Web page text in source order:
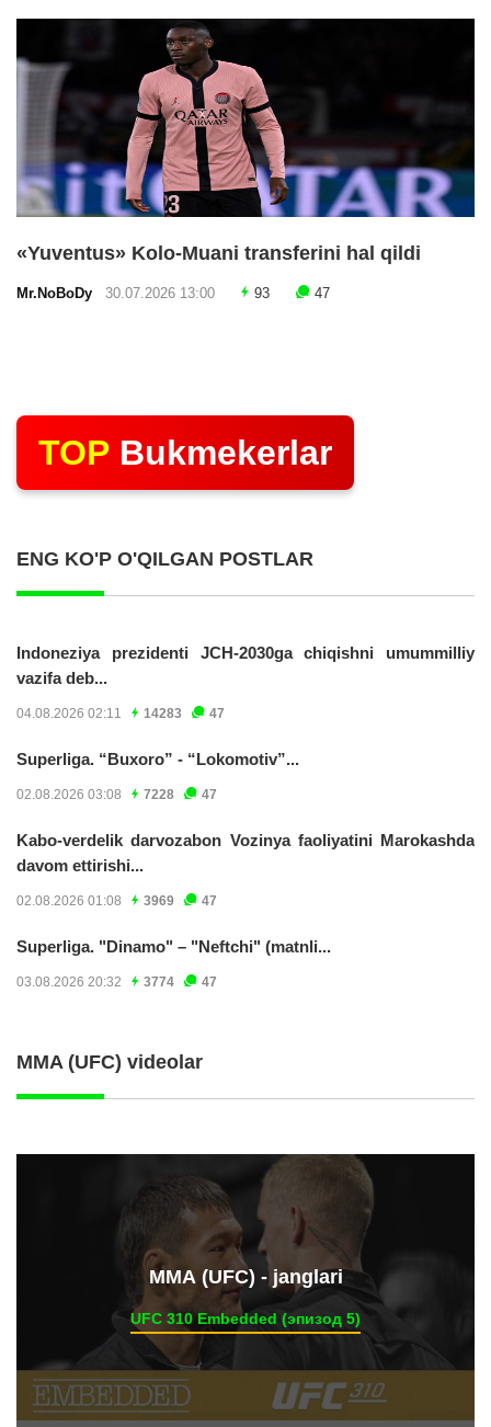
«Yuventus» Kolo-Muani transferini hal qildi
Mr.NoBoDy 30.07.2026 13:00 93 47
TOP Bukmekerlar
ENG KO'P O'QILGAN POSTLAR
Indoneziya prezidenti JCH-2030ga chiqishni umummilliy
vazifa deb...
04.08.2026 02:11 14283 47
Superliga. “Buxoro” - “Lokomotiv”...
02.08.2026 03:08 7228 47
Kabo-verdelik darvozabon Vozinya faoliyatini Marokashda
davom ettirishi...
02.08.2026 01:08 3969 47
Superliga. "Dinamo" – "Neftchi" (matnli...
03.08.2026 20:32 3774 47
MMA (UFC) videolar
ММА (UFC) - janglari
UFC 310 Embedded (эпизод 5)